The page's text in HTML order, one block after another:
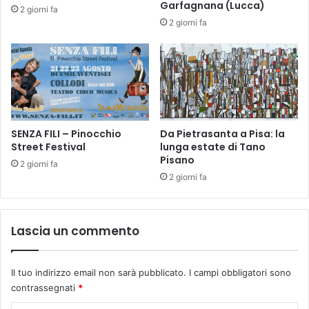
t
t
o
l
C
e
r
r
e
t
o
G
u
i
2 giorni fa Garfagnana (Lucca)
2 giorni fa
SENZA FILI – Pinocchio
Street Festival
2 giorni fa
Da Pietrasanta a Pisa: la
lunga estate di Tano
Pisano
2 giorni fa
Lascia un commento
Il tuo indirizzo email non sarà pubblicato. I campi obbligatori sono
contrassegnati *